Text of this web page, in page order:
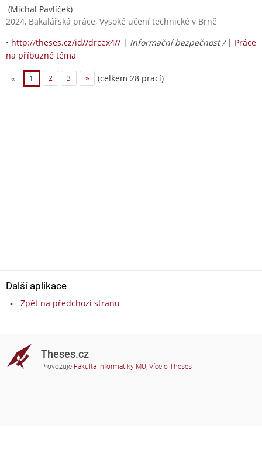
(Michal Pavlíček)
2024, Bakalářská práce, Vysoké učení technické v Brně
• http://theses.cz/id//drcex4// | Informační bezpečnost / | Práce
na příbuzné téma
« 1 2 3 » (celkem 28 prací)
Další aplikace
Zpět na předchozí stranu
Theses.cz
Provozuje Fakulta informatiky MU, Více o Theses